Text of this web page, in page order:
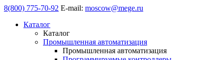
8(800) 775-70-92 E-mail: moscow@mege.ru
Каталог
Каталог
Промышленная автоматизация
Промышленная автоматизация